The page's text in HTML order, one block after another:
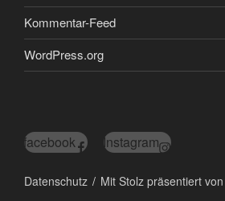
Kommentar-Feed
WordPress.org
facebook Instagram
Datenschutz Mit Stolz präsentiert